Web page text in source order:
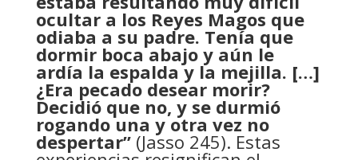
ocultar a los Reyes Magos que
odiaba a su padre. Tenía que
dormir boca abajo y aún le
ardía la espalda y la mejilla. […]
¿Era pecado desear morir?
Decidió que no, y se durmió
rogando una y otra vez no
despertar”(Jasso 245). Estas